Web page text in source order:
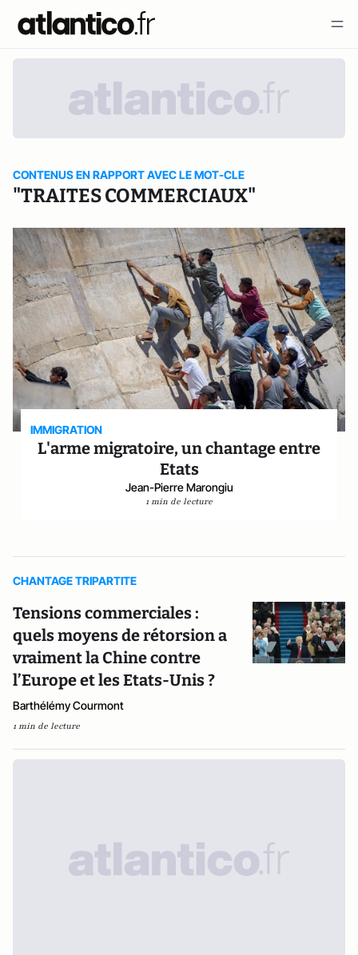
CONTENUS EN RAPPORT AVEC LE MOT-CLE
"TRAITES COMMERCIAUX"
IMMIGRATION
L'arme migratoire, un chantage entre
Etats
Jean-Pierre Marongiu
1 min de lecture
CHANTAGE TRIPARTITE
Tensions commerciales :
quels moyens de rétorsion a
vraiment la Chine contre
l’Europe et les Etats-Unis ?
Barthélémy Courmont
1 min de lecture